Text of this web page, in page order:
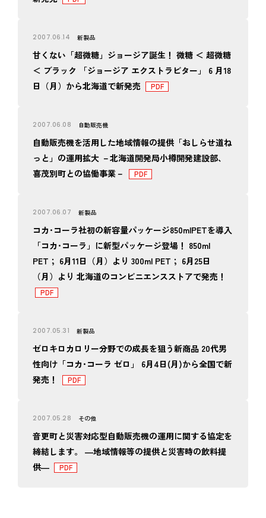
2007.06.14 新製品
甘くない「超微糖」ジョージア誕生！ 微糖 ＜ 超微糖
＜ ブラック 「ジョージア エクストラビター」 6 月18
日（月）から北海道で新発売
2007.06.08 自動販売機
自動販売機を活用した地域情報の提供「おしらせ道ね
っと」の運用拡大 －北海道開発局小樽開発建設部、
喜茂別町との協働事業－
2007.06.07 新製品
コカ･コーラ社初の新容量パッケージ850mlPETを導入
「コカ･コーラ」に新型パッケージ登場！ 850ml
PET； 6月11日（月）より 300ml PET； 6月25日
（月）より 北海道のコンビニエンスストアで発売！
2007.05.31 新製品
ゼロキロカロリー分野での成長を狙う新商品 20代男
性向け「コカ･コーラ ゼロ」 6月4日(月)から全国で新
発売！
2007.05.28 その他
音更町と災害対応型自動販売機の運用に関する協定を
締結します。 ―地域情報等の提供と災害時の飲料提
供―